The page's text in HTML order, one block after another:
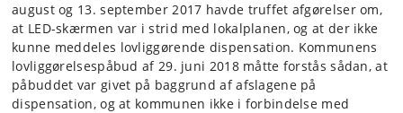
august og 13. september 2017 havde truffet afgørelser om,
at LED-skærmen var i strid med lokalplanen, og at der ikke
kunne meddeles lovliggørende dispensation. Kommunens
lovliggørelsespåbud af 29. juni 2018 måtte forstås sådan, at
påbuddet var givet på baggrund af afslagene på
dispensation, og at kommunen ikke i forbindelse med